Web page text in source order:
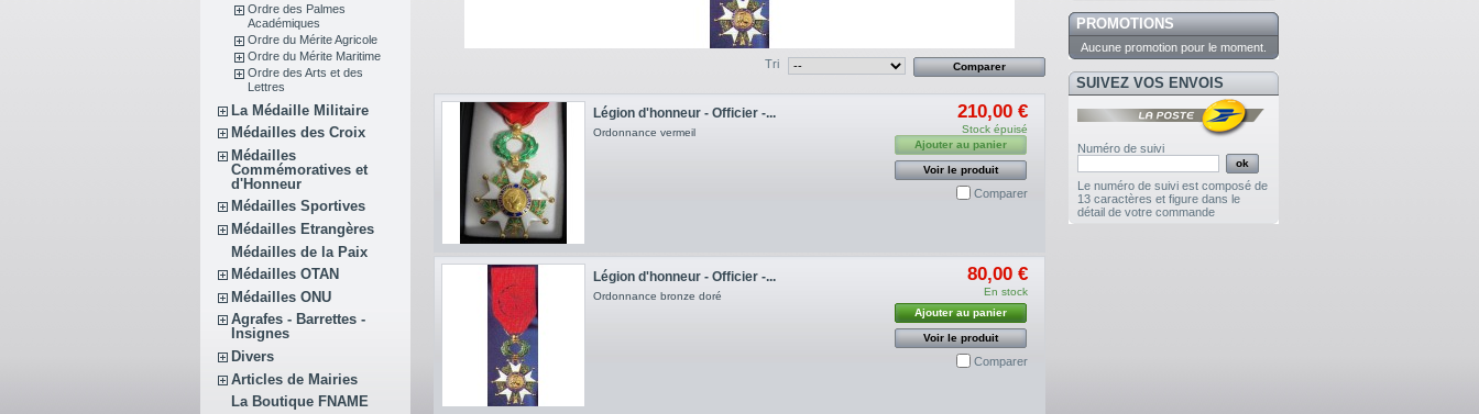
Ordre des Palmes
Académiques
Ordre du Mérite Agricole
Ordre du Mérite Maritime
Ordre des Arts et des
Lettres
La Médaille Militaire
Médailles des Croix
Médailles
Commémoratives et
d'Honneur
Médailles Sportives
Médailles Etrangères
Médailles de la Paix
Médailles OTAN
Médailles ONU
Agrafes - Barrettes -
Insignes
Divers
Articles de Mairies
La Boutique FNAME
Tri
Légion d'honneur - Officier -...
Ordonnance vermeil
210,00 €
Stock épuisé
Ajouter au panier
Voir le produit
Comparer
Légion d'honneur - Officier -...
Ordonnance bronze doré
80,00 €
En stock
Ajouter au panier
Voir le produit
Comparer
PROMOTIONS
Aucune promotion pour le moment.
SUIVEZ VOS ENVOIS
Numéro de suivi
Le numéro de suivi est composé de
13 caractères et figure dans le
détail de votre commande